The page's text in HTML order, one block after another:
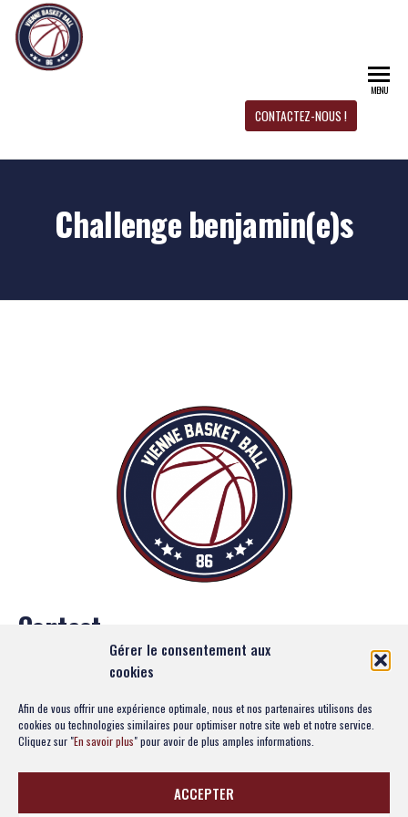
Gérer le consentement aux
cookies
Afin de vous offrir une expérience optimale, nous et nos partenaires utilisons des
cookies ou technologies similaires pour optimiser notre site web et notre service.
Cliquez sur "En savoir plus" pour avoir de plus amples informations.
ACCEPTER
du CD
Basket-
CONTACTEZ-NOUS !
MENU
Challenge benjamin(e)s
Contact
TELEPORT 1 - AROBASE 2
86360 Chasseneuil-du-Poitou
Nous écrire